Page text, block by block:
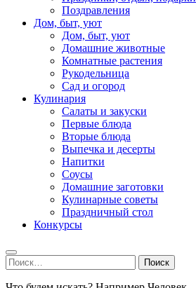
Поздравления
Дом, быт, уют
Дом, быт, уют
Домашние животные
Комнатные растения
Рукодельница
Сад и огород
Кулинария
Салаты и закуски
Первые блюда
Вторые блюда
Выпечка и десерты
Напитки
Соусы
Домашние заготовки
Кулинарные советы
Праздничный стол
Конкурсы
Найти: